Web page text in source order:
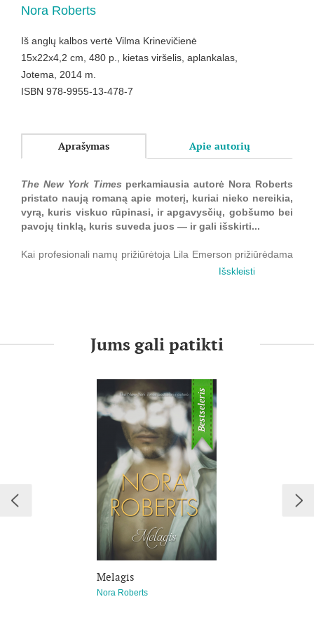
Nora Roberts
Iš anglų kalbos vertė Vilma Krinevičienė
15x22x4,2 cm, 480 p., kietas viršelis, aplankalas,
Jotema, 2014 m.
ISBN 978-9955-13-478-7
Aprašymas Apie autorių
The New York Times perkamiausia autorė Nora Roberts
pristato naują romaną apie moterį, kuriai nieko nereikia,
vyrą, kuris viskuo rūpinasi, ir apgavysčių, gobšumo bei
pavojų tinklą, kuris suveda juos — ir gali išskirti...
Kai profesionali namų prižiūrėtoja Lila Emerson prižiūrėdama
eilinį butą tampa nužudymo ar savižudybės liudininke, jos
Dailininkas Eštonas Arčeris žino, kad jo brolis nepakeltų
rankos nei prieš save, nei prieš kitus. Jis įkalba Lilą,
troškimas nutapyti ją yra toks pat stiprus kaip geismas ją
paliesti. Tačiau tyrimas įsuka juos į išrinktųjų ratą, kuriame
perkamos, parduodamos, pralošiamos bei vagiamos
neįkainojamos vertybės, kuriame tai, ką turi, parodo, kas esi,
o tai, ko trokšti, tampa pavojinga manija...
Išskleisti
Jums gali patikti
Bestseleris
Melagis
Nora Roberts